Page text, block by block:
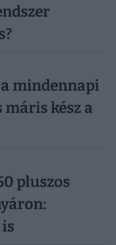
mindennapi
máris kész a
pluszos